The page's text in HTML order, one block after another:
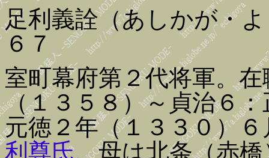
足利義詮（あしかが・
６７
室町幕府第２代将軍。
（１３５８）～貞治６
元徳２年（１３３０）
利尊氏、母は北条（赤